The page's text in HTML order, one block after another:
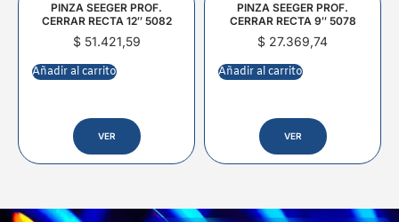
PINZA SEEGER PROF.
CERRAR RECTA 12″ 5082
$51.421,59
Añadir al carrito
VER
PINZA SEEGER PROF.
CERRAR RECTA 9″ 5078
$ 27.369,74
Añadir al carrito
VER